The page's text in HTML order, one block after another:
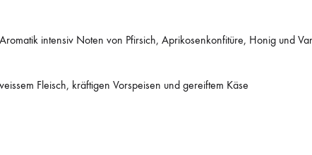
intensiv Noten von Pfirsich, Aprikosenkonfitüre, Honig und
Fleisch, kräftigen Vorspeisen und gereiftem Käse